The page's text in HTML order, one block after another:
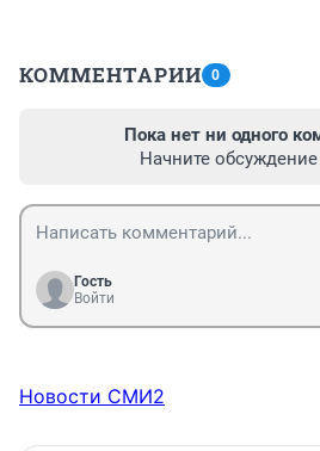
КОММЕНТАРИИ 0
Пока нет ни одного
Начните
Гость
Войти
Новости СМИ2